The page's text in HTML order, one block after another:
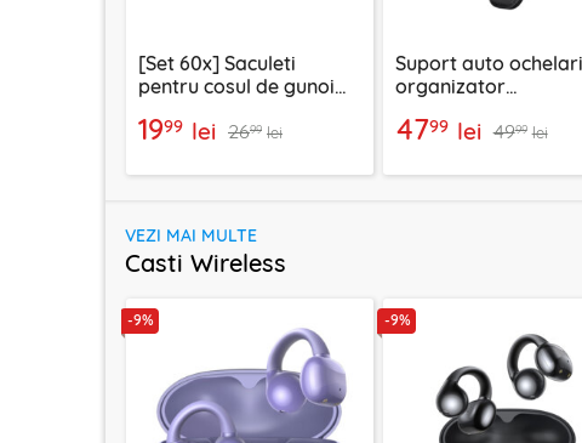
[Set 60x] Saculeti
pentru cosul de gunoi
1999 lei 2699 lei
Suport auto
organizator
gri
4799 lei 4999 lei
VEZI MAI MULTE
Casti Wireless
-9% -9%